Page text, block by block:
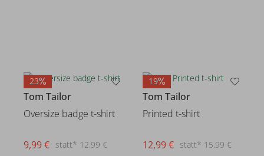
23
Tom Tailor
Oversize badge t-shirt
statt* 12,99 €
9,99 €
19
Tom Tailor
Printed t-shirt
statt* 15,99 €
12,99 €